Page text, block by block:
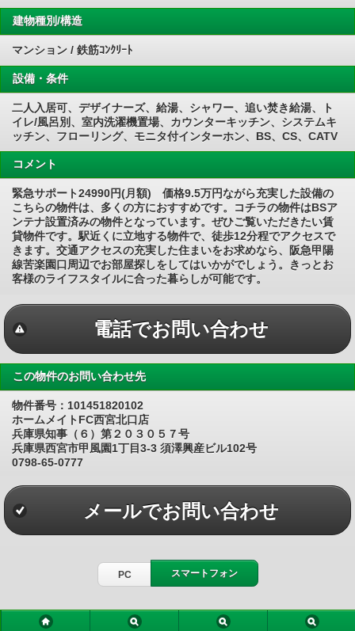
建物種別/構造
マンション / 鉄筋ｺﾝｸﾘｰﾄ
設備・条件
二人入居可、デザイナーズ、給湯、シャワー、追い焚き給湯、ト
イレ/風呂別、室内洗濯機置場、カウンターキッチン、システムキ
ッチン、フローリング、モニタ付インターホン、BS、CS、CATV
コメント
緊急サポート24990円(月額) 価格9.5万円ながら充実した設備の
こちらの物件は、多くの方におすすめです。コチラの物件はBSア
ンテナ設置済みの物件となっています。ぜひご覧いただきたい賃
貸物件です。駅近くに立地する物件で、徒歩12分程でアクセスで
きます。交通アクセスの充実した住まいをお求めなら、阪急甲陽
線苦楽園口周辺でお部屋探しをしてはいかがでしょう。きっとお
客様のライフスタイルに合った暮らしが可能です。
電話でお問い合わせ
この物件のお問い合わせ先
物件番号：101451820102
ホームメイトFC西宮北口店
兵庫県知事（６）第２０３０５７号
兵庫県西宮市甲風園1丁目3-3 須澤興産ビル102号
0798-65-0777
メールでお問い合わせ
PC スマートフォン